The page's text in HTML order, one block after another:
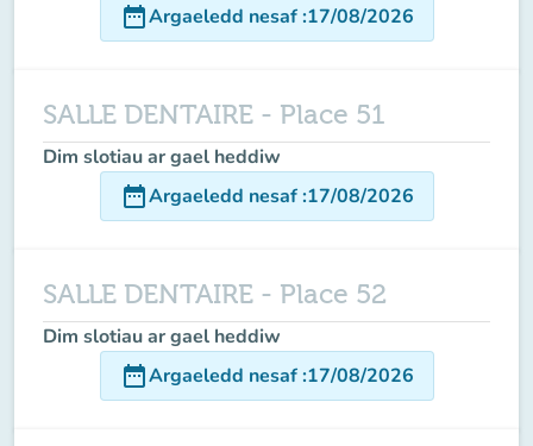
date_rangeArgaeledd nesaf:17/08/2026
SALLE DENTAIRE - Place 51
Dim slotiau ar gael heddiw
date_rangeArgaeledd nesaf:17/08/2026
SALLE DENTAIRE - Place 52
Dim slotiau ar gael heddiw
date_rangeArgaeledd nesaf:17/08/2026